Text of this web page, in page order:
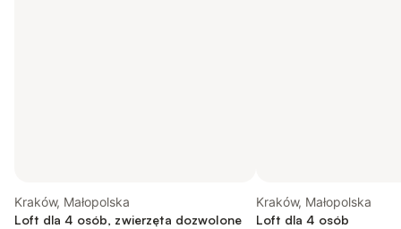
Kraków, Małopolska
Loft dla 4 osób, zwierzęta dozwolone
Kraków, Małopolska
Loft dla 4 osób